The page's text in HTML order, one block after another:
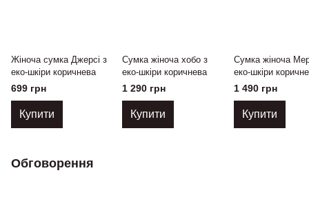
Жіноча сумка Джерсі з
еко-шкіри коричнева
699 грн
Купити
Сумка жіноча хобо з
еко-шкіри коричнева
1 290 грн
Купити
Сумка жіноча
еко-шкіри
1 490 грн
Купити
Обговорення